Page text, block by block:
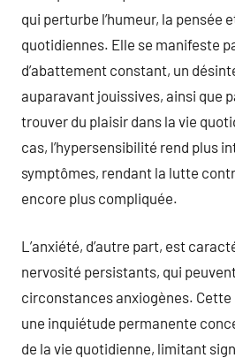
qui perturbe l’humeur, la pensée
quotidiennes. Elle se manifeste
d’abattement constant, un
auparavant jouissives, ainsi que
trouver du plaisir dans la vie
cas, l’hypersensibilité rend plus
symptômes, rendant la lutte
encore plus compliquée.
L’anxiété, d’autre part, est
nervosité persistants, qui
circonstances anxiogènes.
une inquiétude permanente
de la vie quotidienne, limitant